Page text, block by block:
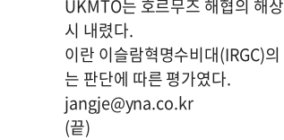
UKMTO는 호르무즈 해협의 해
시 내렸다.
이란 이슬람혁명수비대(IRGC)
는 판단에 따른 평가였다.
jangje@yna.co.kr
(끝)